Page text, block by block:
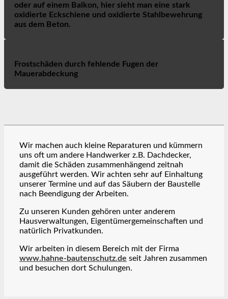
oder auf einem Balkon, hier sieht man eine stark
oxidierte Eckschiene und oxidierte Stahlbewehrung
aus dem Beton.
Frostschäden durch fehlende Fugen der
Mauerabdeckung
Wir machen auch kleine Reparaturen und kümmern
uns oft um andere Handwerker z.B. Dachdecker,
damit die Schäden zusammenhängend zeitnah
ausgeführt werden. Wir achten sehr auf Einhaltung
unserer Termine und auf das Säubern der Baustelle
nach Beendigung der Arbeiten.
Zu unseren Kunden gehören unter anderem
Hausverwaltungen, Eigentümergemeinschaften und
natürlich Privatkunden.
Wir arbeiten in diesem Bereich mit der Firma
www.hahne-bautenschutz.de seit Jahren zusammen
und besuchen dort Schulungen.